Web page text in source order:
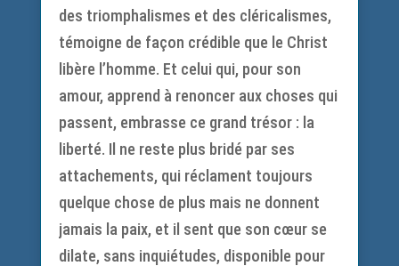
des triomphalismes et des cléricalismes,
témoigne de façon crédible que le Christ
libère l’homme. Et celui qui, pour son
amour, apprend à renoncer aux choses qui
passent, embrasse ce grand trésor : la
liberté. Il ne reste plus bridé par ses
attachements, qui réclament toujours
quelque chose de plus mais ne donnent
jamais la paix, et il sent que son cœur se
dilate, sans inquiétudes, disponible pour